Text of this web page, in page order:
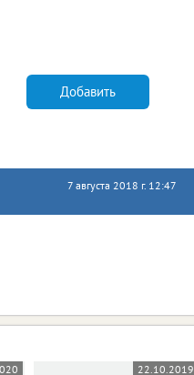
Добавить
7 августа 2018 г. 12:47
22.10.2019